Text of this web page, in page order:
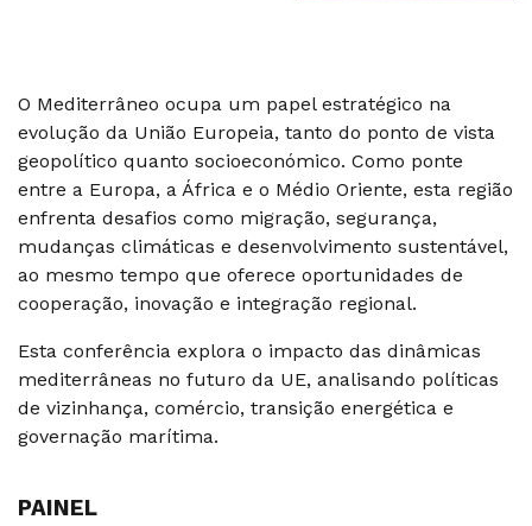
O Mediterrâneo ocupa um papel estratégico na
evolução da União Europeia, tanto do ponto de vista
geopolítico quanto socioeconómico. Como ponte
entre a Europa, a África e o Médio Oriente, esta região
enfrenta desafios como migração, segurança,
mudanças climáticas e desenvolvimento sustentável,
ao mesmo tempo que oferece oportunidades de
cooperação, inovação e integração regional.
Esta conferência explora o impacto das dinâmicas
mediterrâneas no futuro da UE, analisando políticas
de vizinhança, comércio, transição energética e
governação marítima.
PAINEL